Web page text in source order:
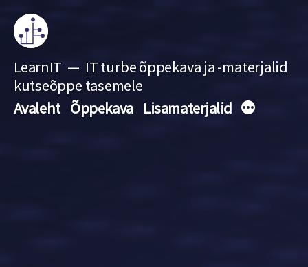
content
LearnIT
IT turbe õppekava ja -materjalid
kutseõppe tasemele
Avaleht Õppekava Lisamaterjalid More